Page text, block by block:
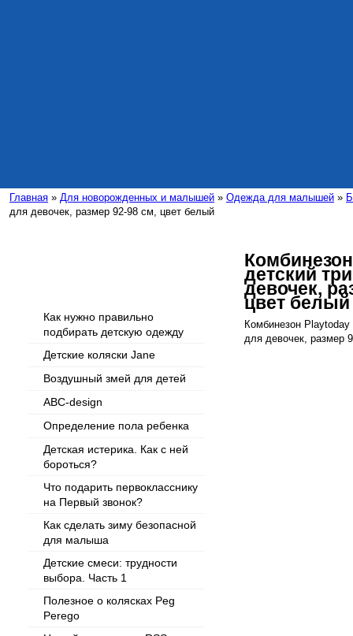
Главная » Для новорожденных и малышей » Одежда для малышей »
для девочек, размер 92-98 см, цвет белый
Как нужно правильно
подбирать детскую одежду
Детские коляски Jane
Воздушный змей для детей
ABC-design
Определение пола ребенка
Детская истерика. Как с ней
бороться?
Что подарить первокласснику
на Первый звонок?
Как сделать зиму безопасной
для малыша
Детские смеси: трудности
выбора. Часть 1
Полезное о колясках Peg
Perego
детский
девочек,
цвет белый
Комбинезон
для девочек, размер